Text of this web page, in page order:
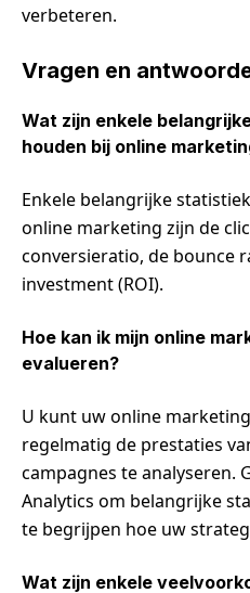
verbeteren.
Vragen en
Wat zijn enkele
houden bij online
Enkele belangrijke
online marketing zijn de
conversieratio, de bounce
investment (ROI).
Hoe kan ik mijn online
evalueren?
U kunt uw online
regelmatig de prestaties
campagnes te analyseren.
Analytics om belangrijke
te begrijpen hoe uw
Wat zijn enkele